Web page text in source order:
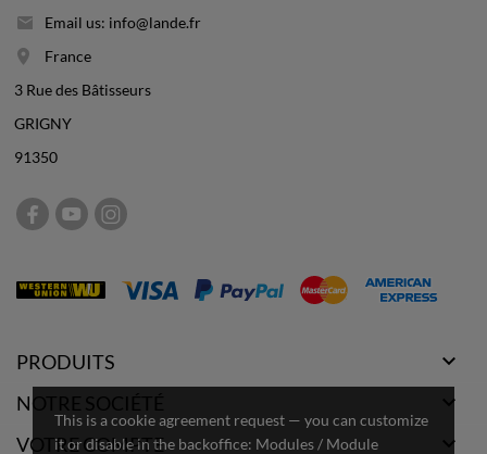
This is a cookie agreement request — you can customize
it or disable in the backoffice: Modules / Module
Email us: info@lande.fr
France
3 Rue des Bâtisseurs
GRIGNY
91350
PRODUITS 
NOTRE SOCIÉTÉ 
VOTRE COMPTE 